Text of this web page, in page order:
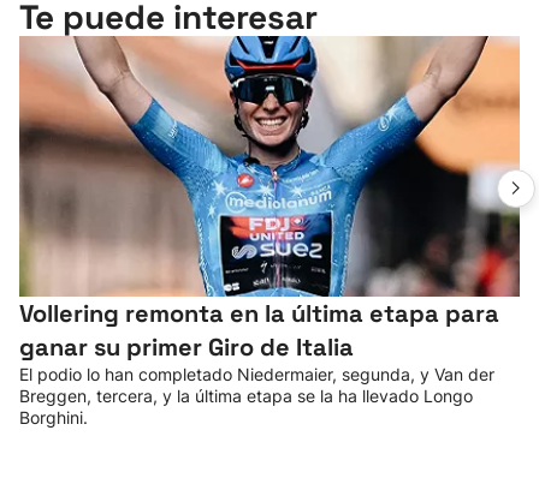
Te puede interesar
Vollering remonta en la última etapa para
ganar su primer Giro de Italia
El podio lo han completado Niedermaier, segunda, y Van der
Breggen, tercera, y la última etapa se la ha llevado Longo
Borghini.